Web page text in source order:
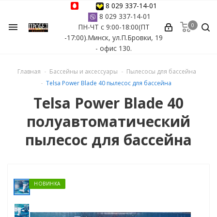
menu
8 029 337-14-01
8 029 337-14-01
ПН-ЧТ с 9:00-18:00(ПТ
-17:00).Минск, ул.П.Бровки, 19
- офис 130.
бассейнов
0
Главная Бассейны и аксессуары
Пылесосы для бассейна
Telsa Power Blade 40 пылесос для бассейна
Telsa Power Blade 40
полуавтоматический
пылесос для бассейна
НОВИНКА